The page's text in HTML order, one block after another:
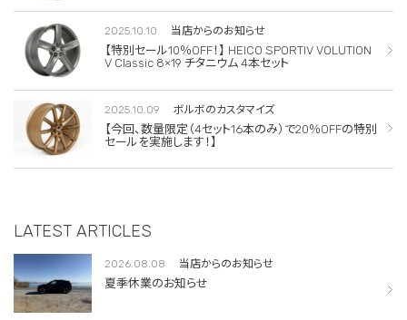
2025.10.10 当店からのお知らせ
【特別セール10％OFF！】 HEICO SPORTIV VOLUTION
V Classic 8×19 チタニウム 4本セット
2025.10.09 ボルボのカスタマイズ
【今回、数量限定（4セット16本のみ）で20％OFFの特別
セールを実施します！】
LATEST ARTICLES
2026.08.08 当店からのお知らせ
夏季休業のお知らせ